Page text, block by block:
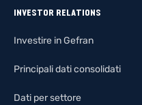
INVESTOR RELATIONS
Investire in Gefran
Principali dati consolidati
Dati per settore